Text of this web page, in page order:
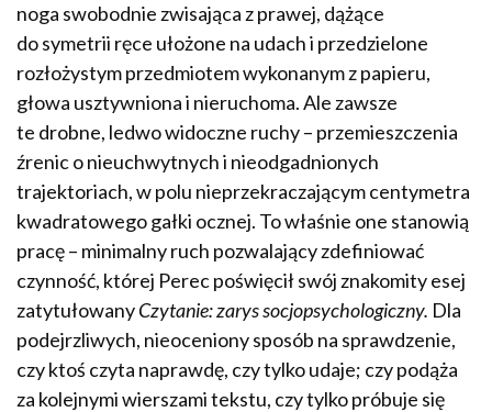
noga swobodnie zwisająca z prawej, dążące
do symetrii ręce ułożone na udach i przedzielone
rozłożystym przedmiotem wykonanym z papieru,
głowa usztywniona i nieruchoma. Ale zawsze
te drobne, ledwo widoczne ruchy – przemieszczenia
źrenic o nieuchwytnych i nieodgadnionych
trajektoriach, w polu nieprzekraczającym centymetra
kwadratowego gałki ocznej. To właśnie one stanowią
pracę – minimalny ruch pozwalający zdefiniować
czynność, której Perec poświęcił swój znakomity esej
zatytułowanyCzytanie: zarys socjopsychologiczny. Dla
podejrzliwych, nieoceniony sposób na sprawdzenie,
czy ktoś czyta naprawdę, czy tylko udaje; czy podąża
za kolejnymi wierszami tekstu, czy tylko próbuje się